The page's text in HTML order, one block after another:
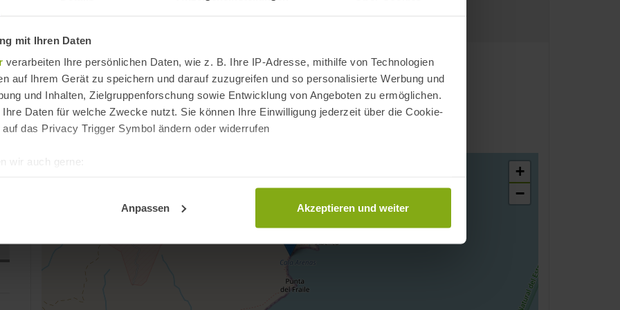
mit Ihren Daten
verarbeiten Ihre persönlichen Daten, wie z. B. Ihre IP-Adresse, mithilfe von Technologien
auf Ihrem Gerät zu speichern und darauf zuzugreifen und so personalisierte Werbung und
und Inhalten, Zielgruppenforschung sowie Entwicklung von Angeboten zu ermöglichen.
Daten für welche Zwecke nutzt. Sie können Ihre Einwilligung jederzeit über die Cookie-
das Privacy Trigger Symbol ändern oder widerrufen
wir auch gerne:
Ihre persönlichen Daten verarbeitet werden, und legen Sie Ihre Präferenzen im
Cookies
während andere nicht notwendig sind, jedoch helfen das Onlineangebot zu verbessern
Anpassen Akzeptieren und weiter
Anfahrt
Playa Calita de la Bocana del Río / Río San Pedro
Algeciras
Provinz Cádiz, Andalusien
Spanien
+
−